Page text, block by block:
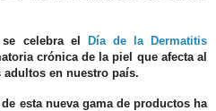
se celebra el
Día de la Dermatitis
crónica de la piel que afecta al
en nuestro país.
esta nueva gama de productos ha